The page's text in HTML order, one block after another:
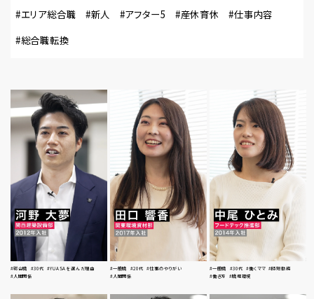
#エリア総合職
#新人 #アフター5 #産休育休
#仕事内容
#総合職転換
#総合職 #30代
#YUASAを選んだ理由
#人間関係
#一般職 #20代
#仕事のやりがい
#人間関係
#一般職 #30代 #働くママ #時短勤務
#働き方
#職場環境